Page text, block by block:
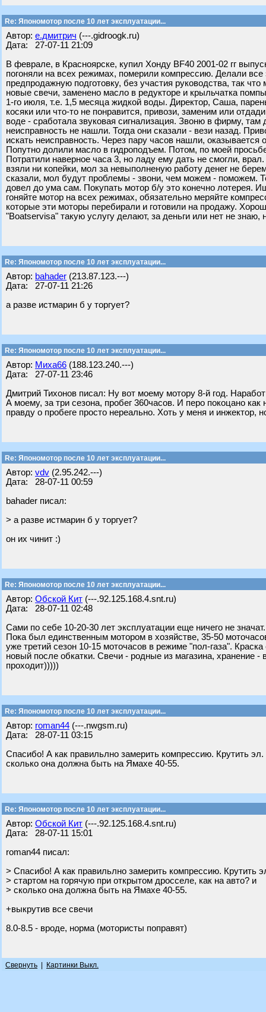
Re: Япономотор после 10 лет эксплуатации...
Автор: е.дмитрич (---.gidroogk.ru)
Дата: 27-07-11 21:09
В феврале, в Красноярске, купил Хонду BF40 2001-02 гг
погоняли на всех режимах, померили компрессию. Делали
предпродажную подготовку, без участия руководства, так
новые свечи, заменено масло в редукторе и крыльчатка
1-го июля, т.е. 1,5 месяца жидкой воды. Директор, Саша,
косяки или что-то не понравится, привози, заменим или
воде - сработала звуковая сигнализация. Звоню в фирму,
неисправность не нашли. Тогда они сказали - вези назад.
искать неисправность. Через пару часов нашли,
Попутно долили масло в гидроподъем. Потом, по моей
Потратили наверное часа 3, но ладу ему дать не смогли,
взяли ни копейки, мол за невыполненую работу денег не
сказали, мол будут проблемы - звони, чем можем - поможем.
довел до ума сам. Покупать мотор б/у это конечно лотерея.
гоняйте мотор на всех режимах, обязательно меряйте
которые эти моторы перебирали и готовили на продажу.
"Boatservisа" такую услугу делают, за деньги или нет не знаю,
Re: Япономотор после 10 лет эксплуатации...
Автор: bahader (213.87.123.---)
Дата: 27-07-11 21:26
а разве истмарин б у торгует?
Re: Япономотор после 10 лет эксплуатации...
Автор: Миха66 (188.123.240.---)
Дата: 27-07-11 23:46
Дмитрий Тихонов писал: Ну вот моему мотору 8-й год.
А моему, за три сезона, пробег 360часов. И перо покоцано
правду о пробеге просто нереально. Хоть у меня и инжектор,
Re: Япономотор после 10 лет эксплуатации...
Автор: vdv (2.95.242.---)
Дата: 28-07-11 00:59
bahader писал:
> а разве истмарин б у торгует?
он их чинит :)
Re: Япономотор после 10 лет эксплуатации...
Автор: Обской Кит (---.92.125.168.4.snt.ru)
Дата: 28-07-11 02:48
Сами по себе 10-20-30 лет эксплуатации еще ничего не
Пока был единственным мотором в хозяйстве, 35-50
уже третий сезон 10-15 моточасов в режиме "пол-газа".
новый после обкатки. Свечи - родные из магазина,
проходит)))))
Re: Япономотор после 10 лет эксплуатации...
Автор: roman44 (---.nwgsm.ru)
Дата: 28-07-11 03:15
Спасибо! А как правильлно замерить компрессию. Крутить
сколько она должна быть на Ямахе 40-55.
Re: Япономотор после 10 лет эксплуатации...
Автор: Обской Кит (---.92.125.168.4.snt.ru)
Дата: 28-07-11 15:01
roman44 писал:
> Спасибо! А как правильлно замерить компрессию. Крутить
> стартом на горячую при открытом дросселе, как на авто? и
> сколько она должна быть на Ямахе 40-55.
+выкрутив все свечи
8.0-8.5 - вроде, норма (мотористы поправят)
Свернуть Картинки Выкл.